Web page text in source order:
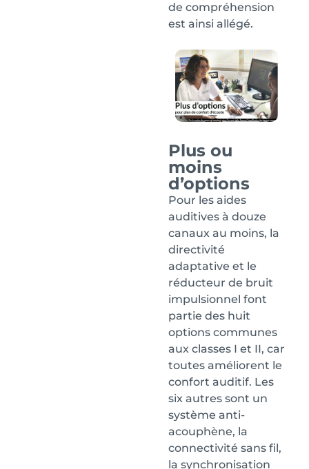
de compréhension
est ainsi allégé.
Plus ou
moins
d’options
Pour les aides
auditives à douze
canaux au moins, la
directivité
adaptative et le
réducteur de bruit
impulsionnel font
partie des huit
options communes
aux classes I et II, car
toutes améliorent le
confort auditif. Les
six autres sont un
système anti-
acouphène, la
connectivité sans fil,
la synchronisation